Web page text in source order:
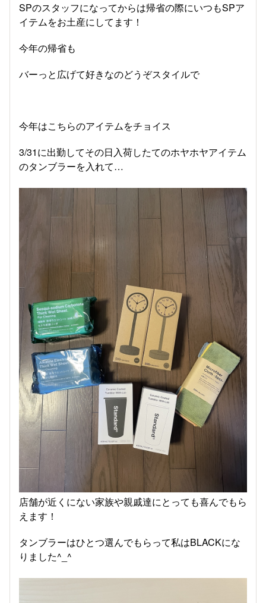
SPのスタッフになってからは帰省の際にいつもSPア
イテムをお土産にしてます！
今年の帰省も
バーっと広げて好きなのどうぞスタイルで
今年はこちらのアイテムをチョイス
3/31に出勤してその日入荷したてのホヤホヤアイテム
のタンブラーを入れて…
店舗が近くにない家族や親戚達にとっても喜んでもら
えます！
タンブラーはひとつ選んでもらって私はBLACKにな
りました^_^